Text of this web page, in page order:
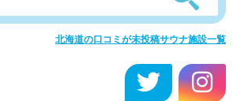
北海道の口コミが未投稿サウナ施設一覧